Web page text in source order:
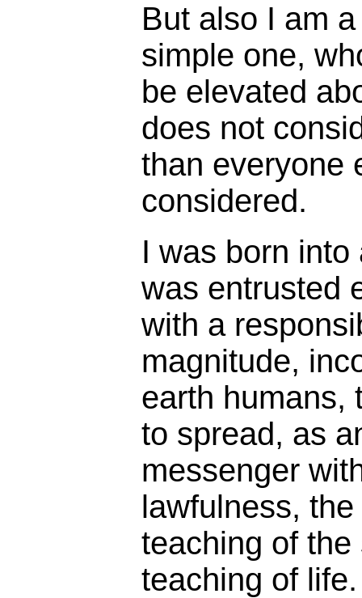
But also I am
simple one,
be elevated
does not
than everyone
considered.
I was born
was entrusted
with a
magnitude,
earth humans,
to spread, as
messenger
lawfulness,
teaching of
teaching of life.